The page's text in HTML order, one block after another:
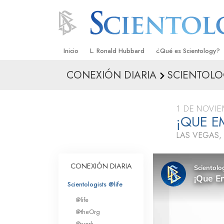
Inicio L. Ronald Hubbard ¿Qué es Scientology?
Creencias y Prácticas
Qué dicen los
Scientology
Conoce a un
Dentro de una Iglesia
Los Principios
CONEXIÓN DIARIA
1 DE
¡QUE
LAS
CONEXIÓN DIARIA
Scientologists @life
@life
@theOrg